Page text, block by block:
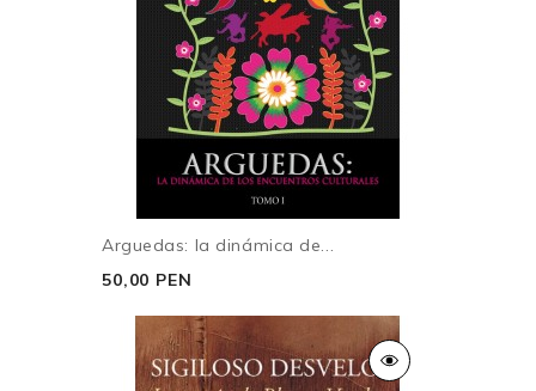
Arguedas: la dinámica de...
50,00 PEN